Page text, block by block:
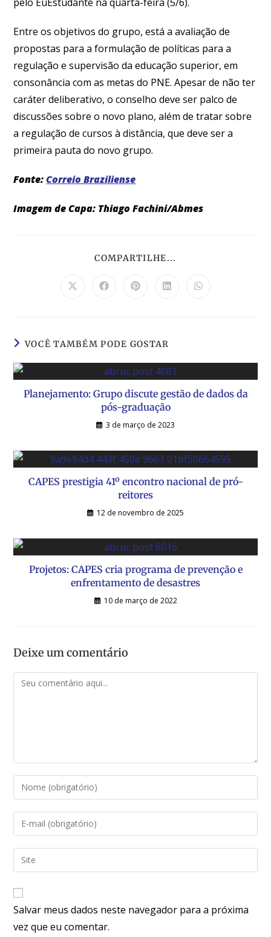
Entre os objetivos do grupo, está a avaliação de
propostas para a formulação de políticas para a
regulação e supervisão da educação superior, em
consonância com as metas do PNE. Apesar de não ter
caráter deliberativo, o conselho deve ser palco de
discussões sobre o novo plano, além de tratar sobre
a regulação de cursos à distância, que deve ser a
primeira pauta do novo grupo.
Fonte: Correio Braziliense
Imagem de Capa: Thiago Fachini/Abmes
COMPARTILHE...
VOCÊ TAMBÉM PODE GOSTAR
Planejamento: Grupo discute gestão de dados da
pós-graduação
3 de março de 2023
CAPES prestigia 41º encontro nacional de pró-
reitores
12 de novembro de 2025
Projetos: CAPES cria programa de prevenção e
enfrentamento de desastres
10 de março de 2022
Deixe um comentário
Salvar meus dados neste navegador para a próxima
vez que eu comentar.